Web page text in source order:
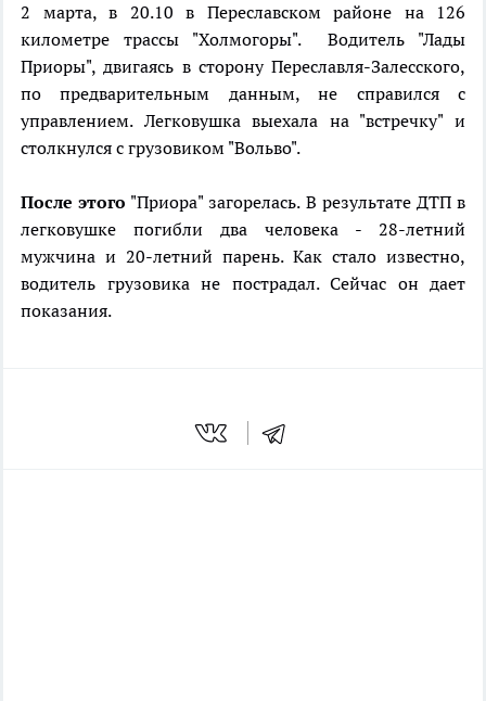
2 марта, в 20.10 в Переславском районе на 126
километре трассы "Холмогоры". Водитель "Лады
Приоры", двигаясь в сторону Переславля-Залесского,
по предварительным данным, не справился с
управлением. Легковушка выехала на "встречку" и
столкнулся с грузовиком "Вольво".
После этого "Приора" загорелась. В результате ДТП в
легковушке погибли два человека - 28-летний
мужчина и 20-летний парень. Как стало известно,
водитель грузовика не пострадал. Сейчас он дает
показания.